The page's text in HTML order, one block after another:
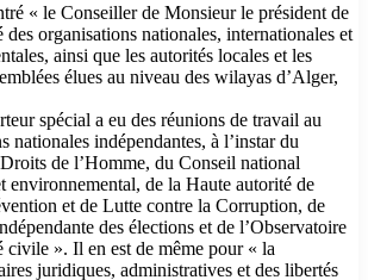
« le Conseiller de Monsieur le président de
organisations nationales, internationales et
ainsi que les autorités locales et les
élues au niveau des wilayas d’Alger,
spécial a eu des réunions de travail au
nationales indépendantes, à l’instar du
de l’Homme, du Conseil national
environnemental, de la Haute autorité de
et de Lutte contre la Corruption, de
des élections et de l’Observatoire
civile ». Il en est de même pour « la
juridiques, administratives et des libertés